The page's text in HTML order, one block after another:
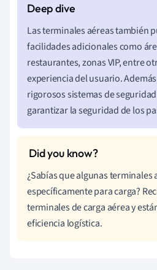
Las terminales aéreas también
facilidades adicionales como
restaurantes, zonas VIP, entre
experiencia del usuario.
rigorosos sistemas de
garantizar la seguridad de los
¿Sabías que algunas terminales
específicamente para carga?
terminales de carga aérea y
eficiencia logística.